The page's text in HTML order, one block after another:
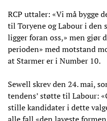
RCP uttaler: «Vi må bygge
til Toryene og Labour i den
ligger foran oss,» men gjør
perioden» med motstand
at Starmer er i Number 10.
Sewell skrev den 24. mai,
tendens’ støtte til Labour:
stille kandidater i dette
alle fall «den laveste